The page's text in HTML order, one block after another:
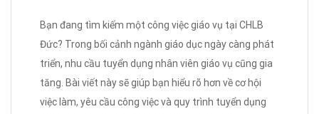
Bạn đang tìm kiếm một công việc giáo vụ tại CHLB
Đức? Trong bối cảnh ngành giáo dục ngày càng phát
triển, nhu cầu tuyển dụng nhân viên giáo vụ cũng gia
tăng. Bài viết này sẽ giúp bạn hiểu rõ hơn về cơ hội
việc làm, yêu cầu công việc và quy trình tuyển dụng